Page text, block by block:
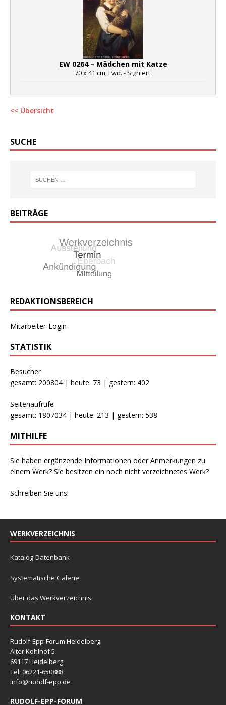
EW 0264 – Mädchen mit Katze
70 x 41 cm, Lwd. - Signiert.
<< Übersicht
SUCHE
BEITRÄGE
REDAKTIONSBEREICH
Mitarbeiter-Login
STATISTIK
Besucher
gesamt: 200804 | heute: 73 | gestern: 402
Seitenaufrufe
gesamt: 1807034 | heute: 213 | gestern: 538
MITHILFE
Sie haben ergänzende Informationen oder Anmerkungen zu
einem Werk? Sie besitzen ein noch nicht verzeichnetes Werk?
Schreiben Sie uns!
WERKVERZEICHNIS
Katalog-Datenbank
Systematische Galerie
Über das Werkverzeichnis
KONTAKT
Rudolf-Epp-Forum Heidelberg
Alter Kohlhof 5
69117 Heidelberg
Tel. 06221-650888
info@rudolf-epp.de
RUDOLF-EPP-FORUM